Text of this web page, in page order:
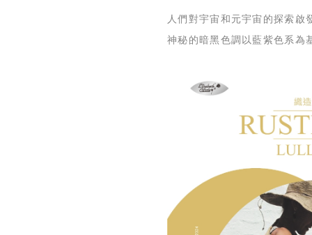
人們對宇宙和元宇宙的探索啟
神秘的暗黑色調以藍紫色系為